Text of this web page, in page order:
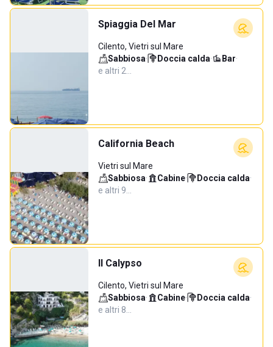
Spiaggia Del Mar
Cilento, Vietri sul Mare
Sabbiosa· Doccia calda· Bar·
e altri 2…
California Beach
Vietri sul Mare
Sabbiosa· Cabine· Doccia calda·
e altri 9…
Il Calypso
Cilento, Vietri sul Mare
Sabbiosa· Cabine· Doccia calda·
e altri 8…